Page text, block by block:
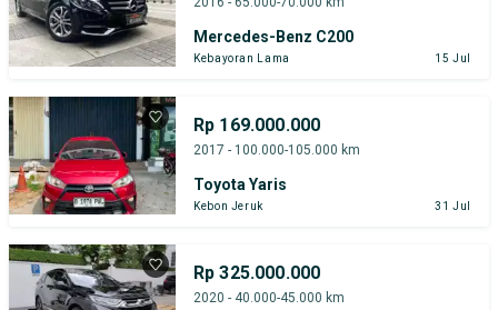
Mercedes-Benz C200
Kebayoran Lama 15 Jul
Rp 169.000.000
2017 - 100.000-105.000 km
Toyota Yaris
Kebon Jeruk 31 Jul
Rp 325.000.000
2020 - 40.000-45.000 km